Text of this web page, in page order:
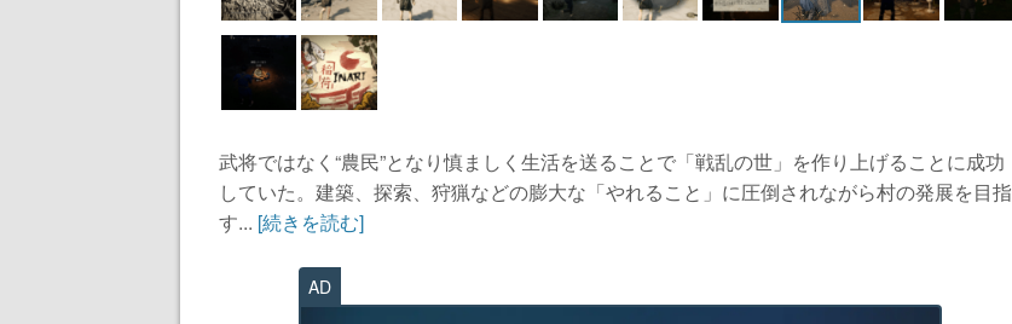
武将ではなく“農民”となり慎ましく生活を送ることで「戦乱の世」を作り上げることに成功
していた。建築、探索、狩猟などの膨大な「やれること」に圧倒されながら村の発展を目指
す... [続きを読む]
AD